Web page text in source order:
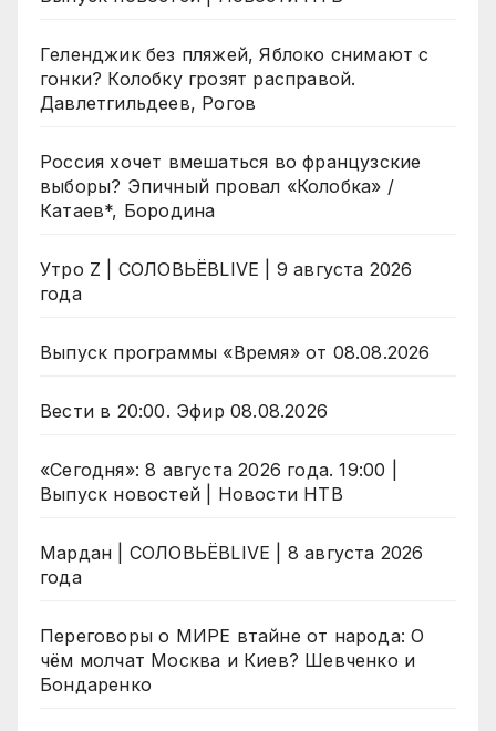
Геленджик без пляжей, Яблоко снимают с
гонки? Колобку грозят расправой.
Давлетгильдеев, Рогов
Россия хочет вмешаться во французские
выборы? Эпичный провал «Колобка» /
Катаев*, Бородина
Утро Z | СОЛОВЬЁВLIVE | 9 августа 2026
года
Выпуск программы «Время» от 08.08.2026
Вести в 20:00. Эфир 08.08.2026
«Сегодня»: 8 августа 2026 года. 19:00 |
Выпуск новостей | Новости НТВ
Мардан | СОЛОВЬЁВLIVE | 8 августа 2026
года
Переговоры о МИРЕ втайне от народа: О
чём молчат Москва и Киев? Шевченко и
Бондаренко